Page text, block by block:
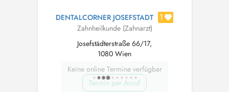
DENTALCORNER JOSEFSTADT 1
Zahnheilkunde (Zahnarzt)
Josefstädterstraße 66/17,
1080 Wien
Keine online Termine verfügbar
Termin per Anruf